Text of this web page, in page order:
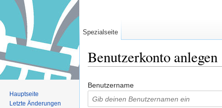
Benutzerkonto anlegen
Benutzername
Spezialseite
Hauptseite
Letzte Änderungen